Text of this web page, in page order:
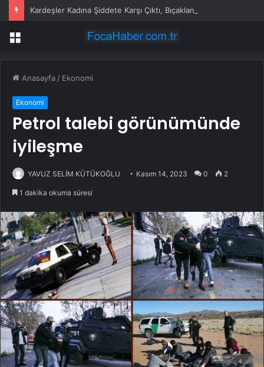
Kardeşler Kadına Şiddete Karşı Çıktı, Bıçaklandı
Menü
Anasayfa / Ekonomi
Ekonomi
Petrol talebi görünümünde
iyileşme
YAVUZ SELİM KÜTÜKOĞLU Kasım 14, 2023 0 2
1 dakika okuma süresi